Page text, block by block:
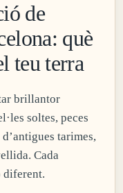
de
què
teu terra
brillantor
soltes, peces
tarimes,
Cada
diferent.